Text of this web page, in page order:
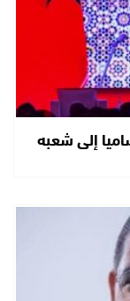
إلى شعبه